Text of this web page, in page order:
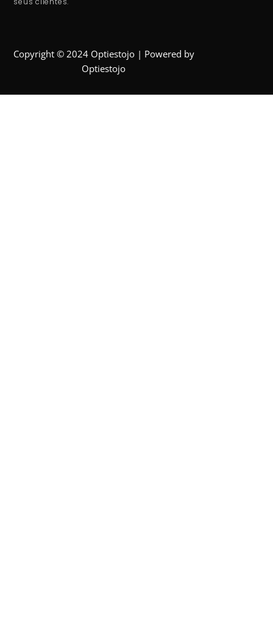
Copyright © 2024 Optiestojo | Powered by
Optiestojo